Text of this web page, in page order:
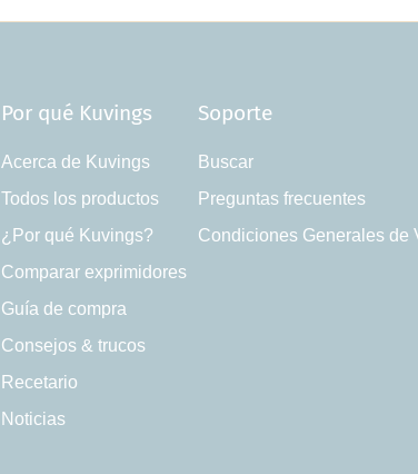
Por qué Kuvings
Acerca de Kuvings
Todos los productos
¿Por qué Kuvings?
Comparar exprimidores
Guía de compra
Consejos & trucos
Recetario
Noticias
Soporte
Buscar
Preguntas frecuentes
Condiciones Generales de